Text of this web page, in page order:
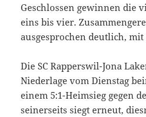
Geschlossen gewinnen die
eins bis vier.
ausgesprochen deutlich, mit
Die SC Rapperswil-Jona
Niederlage vom Dienstag
einem 5:1-Heimsieg gegen
seinerseits siegt erneut,